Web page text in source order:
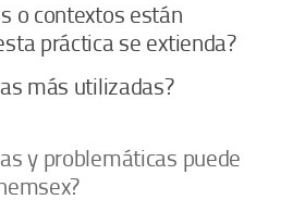
o contextos están
práctica se extienda?
más utilizadas?
y problemáticas puede